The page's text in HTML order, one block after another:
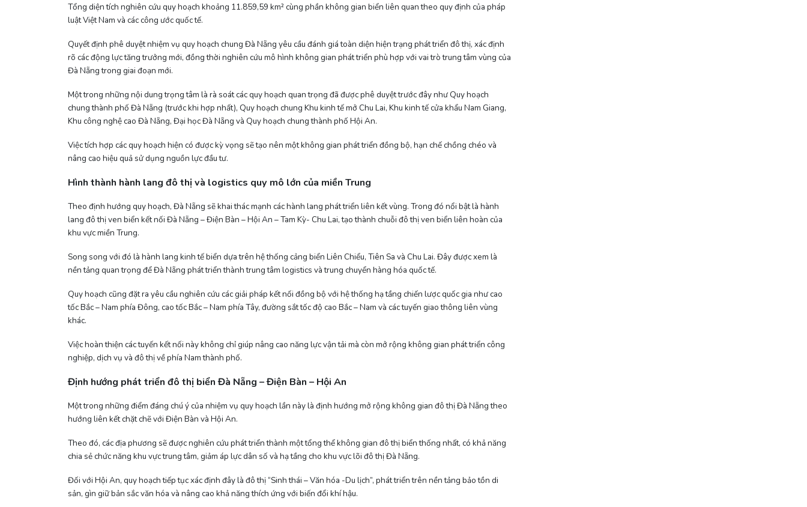
Tổng diện tích nghiên cứu quy hoạch khoảng 11.859,59 km² cùng phần không gian biển liên quan theo quy định của pháp
luật Việt Nam và các công ước quốc tế.
Quyết định phê duyệt nhiệm vụ quy hoạch chung Đà Nẵng yêu cầu đánh giá toàn diện hiện trạng phát triển đô thị, xác định
rõ các động lực tăng trưởng mới, đồng thời nghiên cứu mô hình không gian phát triển phù hợp với vai trò trung tâm vùng của
Đà Nẵng trong giai đoạn mới.
Một trong những nội dung trọng tâm là rà soát các quy hoạch quan trọng đã được phê duyệt trước đây như Quy hoạch
chung thành phố Đà Nẵng (trước khi hợp nhất), Quy hoạch chung Khu kinh tế mở Chu Lai, Khu kinh tế cửa khẩu Nam Giang,
Khu công nghệ cao Đà Nẵng, Đại học Đà Nẵng và Quy hoạch chung thành phố Hội An.
Việc tích hợp các quy hoạch hiện có được kỳ vọng sẽ tạo nên một không gian phát triển đồng bộ, hạn chế chồng chéo và
nâng cao hiệu quả sử dụng nguồn lực đầu tư.
Hình thành hành lang đô thị và logistics quy mô lớn của miền Trung
Theo định hướng quy hoạch, Đà Nẵng sẽ khai thác mạnh các hành lang phát triển liên kết vùng. Trong đó nổi bật là hành
lang đô thị ven biển kết nối Đà Nẵng – Điện Bàn – Hội An – Tam Kỳ- Chu Lai, tạo thành chuỗi đô thị ven biển liên hoàn của
khu vực miền Trung.
Song song với đó là hành lang kinh tế biển dựa trên hệ thống cảng biển Liên Chiểu, Tiên Sa và Chu Lai. Đây được xem là
nền tảng quan trọng để Đà Nẵng phát triển thành trung tâm logistics và trung chuyển hàng hóa quốc tế.
Quy hoạch cũng đặt ra yêu cầu nghiên cứu các giải pháp kết nối đồng bộ với hệ thống hạ tầng chiến lược quốc gia như cao
tốc Bắc – Nam phía Đông, cao tốc Bắc – Nam phía Tây, đường sắt tốc độ cao Bắc – Nam và các tuyến giao thông liên vùng
khác.
Việc hoàn thiện các tuyến kết nối này không chỉ giúp nâng cao năng lực vận tải mà còn mở rộng không gian phát triển công
nghiệp, dịch vụ và đô thị về phía Nam thành phố.
Định hướng phát triển đô thị biển Đà Nẵng – Điện Bàn – Hội An
Một trong những điểm đáng chú ý của nhiệm vụ quy hoạch lần này là định hướng mở rộng không gian đô thị Đà Nẵng theo
hướng liên kết chặt chẽ với Điện Bàn và Hội An.
Theo đó, các địa phương sẽ được nghiên cứu phát triển thành một tổng thể không gian đô thị biển thống nhất, có khả năng
chia sẻ chức năng khu vực trung tâm, giảm áp lực dân số và hạ tầng cho khu vực lõi đô thị Đà Nẵng.
Đối với Hội An, quy hoạch tiếp tục xác định đây là đô thị “Sinh thái – Văn hóa -Du lịch”, phát triển trên nền tảng bảo tồn di
sản, gìn giữ bản sắc văn hóa và nâng cao khả năng thích ứng với biến đổi khí hậu.